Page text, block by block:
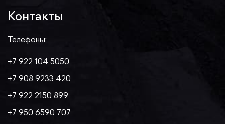
Контакты
Телефоны:
+7 922 104 5050
+7 908 9233 420
+7 922 2150 899
+7 950 6590 707